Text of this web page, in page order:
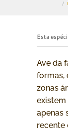
Esta
Ave da
formas,
zonas
apenas
recente